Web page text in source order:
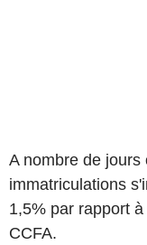
A nombre de
immatriculations
1,5% par rapport
CCFA.